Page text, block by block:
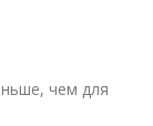
чем для